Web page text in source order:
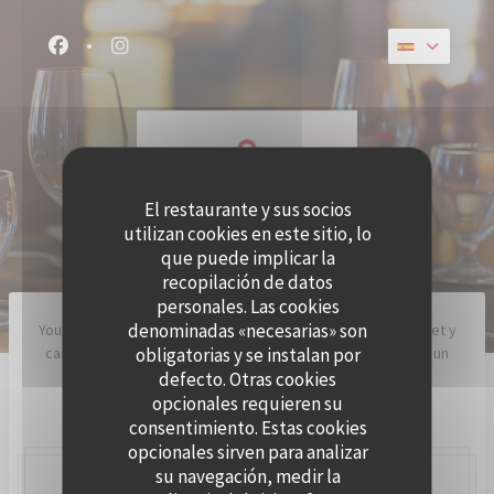
Personalización de sus opciones de cookies
El restaurante y sus socios
utilizan cookies en este sitio, lo
que puede implicar la
recopilación de datos
personales. Las cookies
denominadas «necesarias» son
obligatorias y se instalan por
defecto. Otras cookies
opcionales requieren su
consentimiento. Estas cookies
opcionales sirven para analizar
su navegación, medir la
Facebook ((abre en una nueva ventana))
Instagram ((abre en una nueva ventana))
BRUNCH
YoupiBrunch ofrece una amplia variedad de fórmulas gourmet y
caseras con productos de calidad, servidos en la mesa en un
ambiente cálido y acogedor. ¡Hay algo para todos los
presupuestos y todos los apetitos!